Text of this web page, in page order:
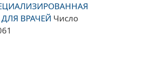
ВРАЧЕЙ Число